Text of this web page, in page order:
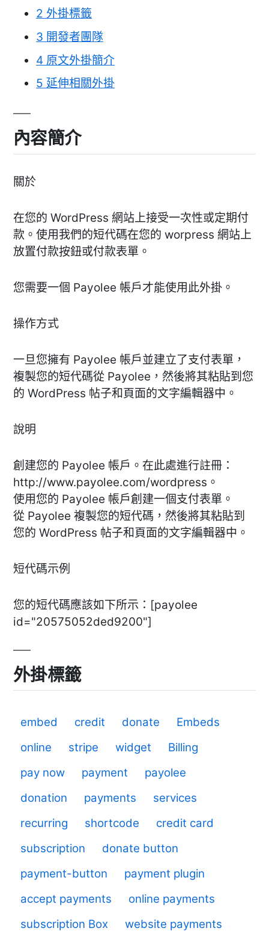
2 外掛標籤
3 開發者團隊
4 原文外掛簡介
5 延伸相關外掛
內容簡介
關於
在您的 WordPress 網站上接受一次性或定期付
款。使用我們的短代碼在您的 worpress 網站上
放置付款按鈕或付款表單。
您需要一個 Payolee 帳戶才能使用此外掛。
操作方式
一旦您擁有 Payolee 帳戶並建立了支付表單，
複製您的短代碼從 Payolee，然後將其粘貼到您
的 WordPress 帖子和頁面的文字編輯器中。
說明
創建您的 Payolee 帳戶。在此處進行註冊：
http://www.payolee.com/wordpress。
使用您的 Payolee 帳戶創建一個支付表單。
從 Payolee 複製您的短代碼，然後將其粘貼到
您的 WordPress 帖子和頁面的文字編輯器中。
短代碼示例
您的短代碼應該如下所示：[payolee
id="20575052ded9200"]
外掛標籤
embed credit donate
Embeds
online
stripe widget
Billing
pay now
payment
payolee
donation
payments
services
recurring
shortcode
credit card
subscription
donate button
payment-button
payment plugin
accept payments
online payments
subscription Box
website payments